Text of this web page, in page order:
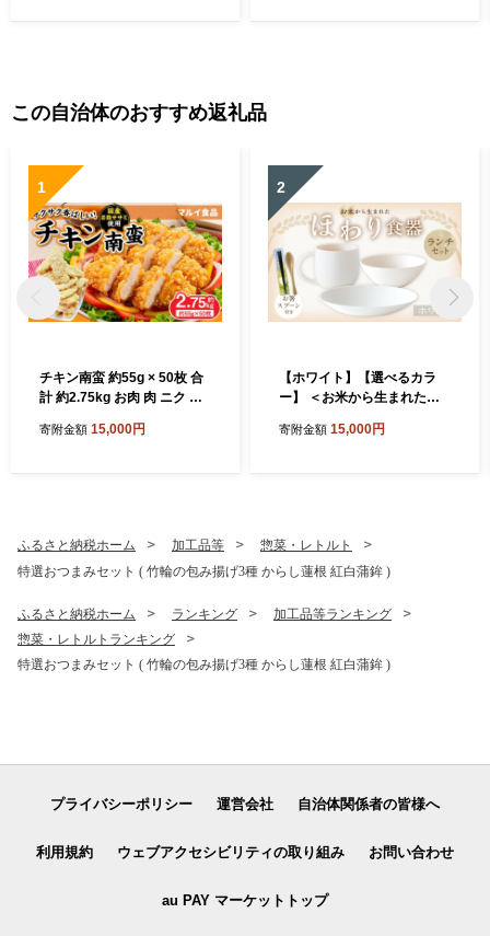
この自治体のおすすめ返礼品
1
チキン南蛮 約55g × 50枚 合
計 約2.75kg お肉 肉 ニク に
キン 南蛮 若鶏 国産 国産若鶏
寄附金額 15,000円
2
【ホワイト】【選べるカラ
ー】 ＜お米から生まれた＞
10プレート、ボウル、マグ
寄附金額 15,000円
ふるさと納税ホーム 加工品等
惣菜・レトルト
特選おつまみセット ( 竹輪の包み揚げ3種 からし蓮根 紅白蒲鉾 )
ふるさと納税ホーム ランキング
加工品等ランキング
惣菜・レトルトランキング
特選おつまみセット ( 竹輪の包み揚げ3種 からし蓮根 紅白蒲鉾 )
プライバシーポリシー 運営会社 自治体関係者の皆様へ
利用規約 ウェブアクセシビリティの取り組み お問い合わせ
au PAY マーケットトップ